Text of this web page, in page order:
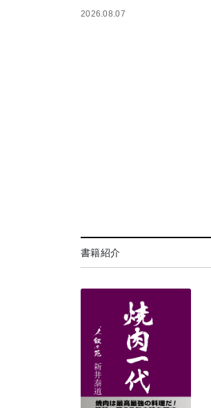
2026.08.07
書籍紹介